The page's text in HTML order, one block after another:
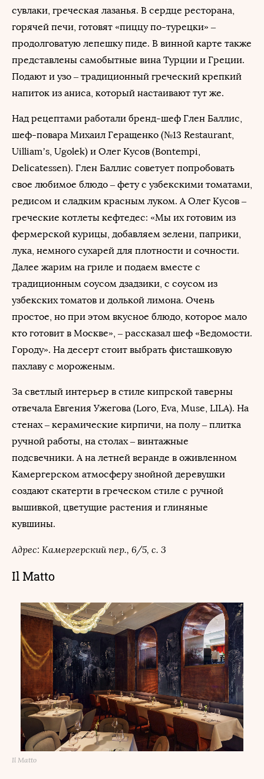
сувлаки, греческая лазанья. В сердце ресторана,
горячей печи, готовят «пиццу по-турецки» –
продолговатую лепешку пиде. В винной карте также
представлены самобытные вина Турции и Греции.
Подают и узо – традиционный греческий крепкий
напиток из аниса, который настаивают тут же.
Над рецептами работали бренд-шеф Глен Баллис,
шеф-повара Михаил Геращенко (№13 Restaurant,
Uilliam’s, Ugolek) и Олег Кусов (Bontempi,
Delicatessen). Глен Баллис советует попробовать
свое любимое блюдо – фету с узбекскими томатами,
редисом и сладким красным луком. А Олег Кусов –
греческие котлеты кефтедес: «Мы их готовим из
фермерской курицы, добавляем зелени, паприки,
лука, немного сухарей для плотности и сочности.
Далее жарим на гриле и подаем вместе с
традиционным соусом дзадзики, с соусом из
узбекских томатов и долькой лимона. Очень
простое, но при этом вкусное блюдо, которое мало
кто готовит в Москве», – рассказал шеф «Ведомости.
Городу». На десерт стоит выбрать фисташковую
пахлаву с мороженым.
За светлый интерьер в стиле кипрской таверны
отвечала Евгения Ужегова (Loro, Eva, Muse, LILA). На
стенах – керамические кирпичи, на полу – плитка
ручной работы, на столах – винтажные
подсвечники. А на летней веранде в оживленном
Камергерском атмосферу знойной деревушки
создают скатерти в греческом стиле с ручной
вышивкой, цветущие растения и глиняные
кувшины.
Адрес: Камергерский пер., 6/5, с. 3
Il Matto
Il Matto